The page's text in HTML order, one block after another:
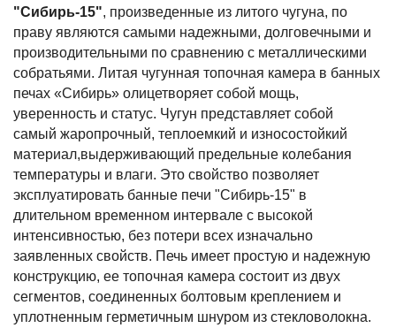
"Сибирь-15", произведенные из литого чугуна, по
праву являются самыми надежными, долговечными и
производительными по сравнению с металлическими
собратьями. Литая чугунная топочная камера в банных
печах «Сибирь» олицетворяет собой мощь,
уверенность и статус. Чугун представляет собой
самый жаропрочный, теплоемкий и износостойкий
материал,выдерживающий предельные колебания
температуры и влаги. Это свойство позволяет
эксплуатировать банные печи "Сибирь-15" в
длительном временном интервале с высокой
интенсивностью, без потери всех изначально
заявленных свойств. Печь имеет простую и надежную
конструкцию, ее топочная камера состоит из двух
сегментов, соединенных болтовым креплением и
уплотненным герметичным шнуром из стекловолокна.